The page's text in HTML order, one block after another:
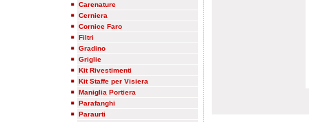
Carenature
Cerniera
Cornice Faro
Filtri
Gradino
Griglie
Kit Rivestimenti
Kit Staffe per Visiera
Maniglia Portiera
Parafanghi
Paraurti